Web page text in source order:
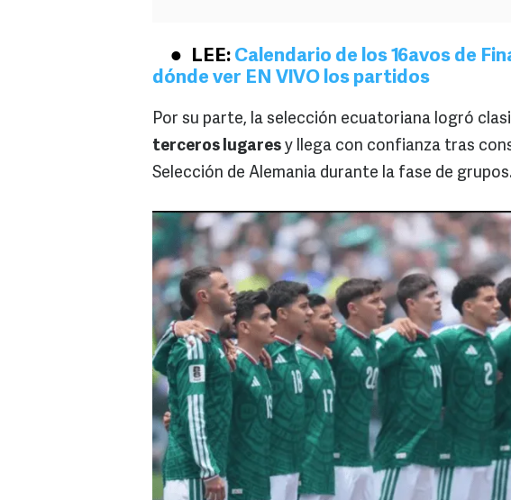
LEE: Calendario de los 16avos de
dónde ver EN VIVO los partidos
Por su parte, la selección ecuatoriana logró
terceros lugares y llega con confianza tras
Selección de Alemania durante la fase de